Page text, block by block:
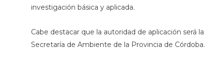
investigación básica y aplicada.
Cabe destacar que la autoridad de aplicación será la
Secretaría de Ambiente de la Provincia de Córdoba.